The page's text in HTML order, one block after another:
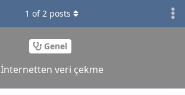
Genel
İnternetten veri çekme
1 of2 posts